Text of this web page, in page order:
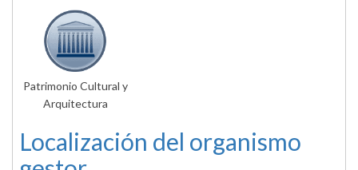
Patrimonio Cultural y
Arquitectura
Localización del organismo